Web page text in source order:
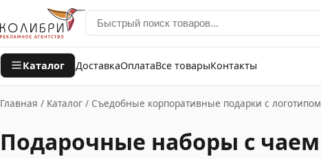
Каталог ДоставкаОплатаВсе товарыКонтакты
Главная / Каталог / Съедобные корпоративные подарки с логотипом
Подарочные наборы с чаем